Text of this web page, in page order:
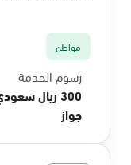
مواطن
رسوم الخدمة
جواز